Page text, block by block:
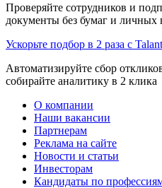
Проверяйте сотрудников и
документы без бумаг и личных
Ускорьте подбор в 2 раза с
Автоматизируйте сбор
собирайте аналитику в 2 клика
О компании
Наши вакансии
Партнерам
Реклама на сайте
Новости и статьи
Инвесторам
Кандидаты по